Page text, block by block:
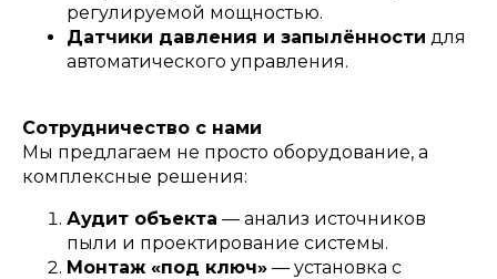
регулируемой мощностью.
Датчики давления и запылённости для
автоматического управления.
Сотрудничество с нами
Мы предлагаем не просто оборудование, а
комплексные решения:
Аудит объекта — анализ источников
пыли и проектирование системы.
Монтаж «под ключ» — установка с